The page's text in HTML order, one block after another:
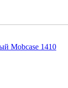
Mobcase 1410